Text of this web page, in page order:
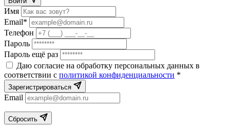
Имя
Email*
Телефон
Пароль
Пароль ещё раз
Даю согласие на обработку персональных данных в
соответствии с политикой конфиденциальности *
Зарегистрироваться
Email
Сбросить